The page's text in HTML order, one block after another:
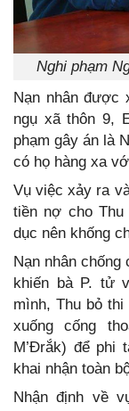
Nghi phạm
Nạn nhân được
ngụ xã thôn 9,
phạm gây án là
có họ hàng xa
Vụ việc xảy ra
tiền nợ cho
dục nên khống
Nạn nhân
khiến bà P. tử
mình, Thu bỏ
xuống cống
M’Đrắk) để phi
khai nhận toàn
Nhận định về